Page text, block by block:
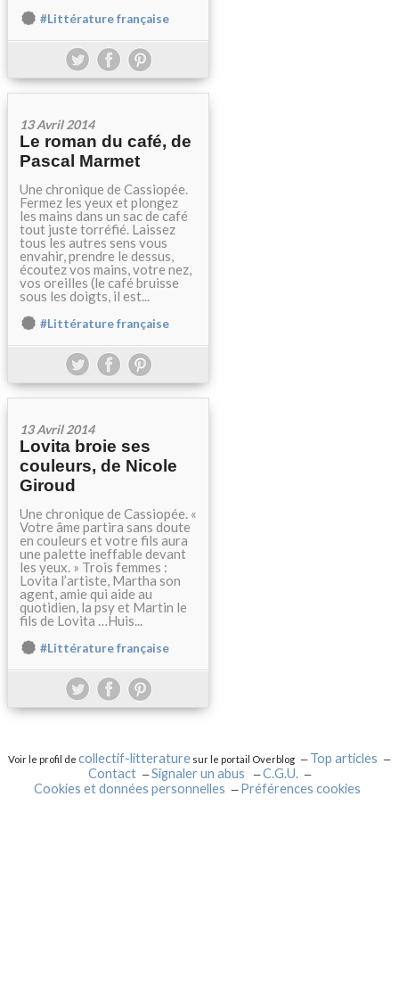
#Littérature française
13 Avril 2014
Le roman du café, de
Pascal Marmet
Une chronique de Cassiopée.
Fermez les yeux et plongez
les mains dans un sac de café
tout juste torréfié. Laissez
tous les autres sens vous
envahir, prendre le dessus,
écoutez vos mains, votre nez,
vos oreilles (le café bruisse
sous les doigts, il est...
#Littérature française
13 Avril 2014
Lovita broie ses
couleurs, de Nicole
Giroud
Une chronique de Cassiopée. «
Votre âme partira sans doute
en couleurs et votre fils aura
une palette ineffable devant
les yeux. » Trois femmes :
Lovita l’artiste, Martha son
agent, amie qui aide au
quotidien, la psy et Martin le
fils de Lovita …Huis...
#Littérature française
Voir le profil de collectif-litterature sur le portail Overblog
Top articles
Contact
Signaler un abus
C.G.U.
Cookies et données personnelles
Préférences cookies